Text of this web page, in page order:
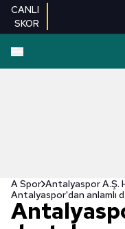
CANLI
SKOR
A Spor Antalyaspor A.Ş.
Antalyaspor'dan anlamlı